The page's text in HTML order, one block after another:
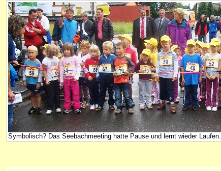
Symbolisch? Das Seebachmeeting hatte Pause und lernt wieder Laufen.